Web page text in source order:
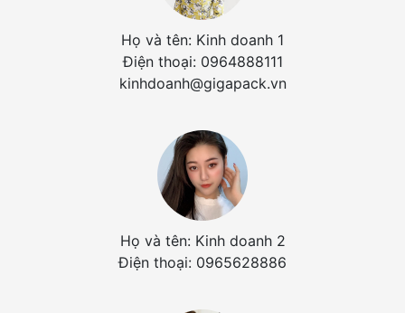
Họ và tên: Kinh doanh 1
Điện thoại: 0964888111
kinhdoanh@gigapack.vn
Họ và tên: Kinh doanh 2
Điện thoại: 0965628886